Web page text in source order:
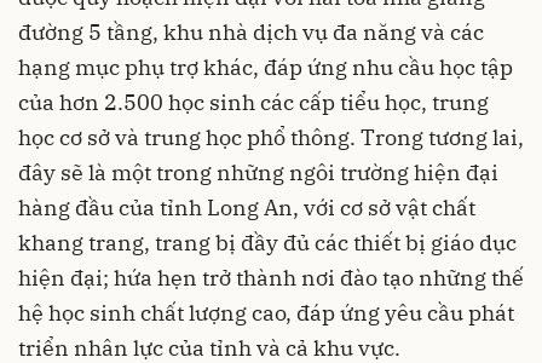
đường 5 tầng, khu nhà dịch vụ đa năng và các
hạng mục phụ trợ khác, đáp ứng nhu cầu học tập
của hơn 2.500 học sinh các cấp tiểu học, trung
học cơ sở và trung học phổ thông. Trong tương lai,
đây sẽ là một trong những ngôi trường hiện đại
hàng đầu của tỉnh Long An, với cơ sở vật chất
khang trang, trang bị đầy đủ các thiết bị giáo dục
hiện đại; hứa hẹn trở thành nơi đào tạo những thế
hệ học sinh chất lượng cao, đáp ứng yêu cầu phát
triển nhân lực của tỉnh và cả khu vực.